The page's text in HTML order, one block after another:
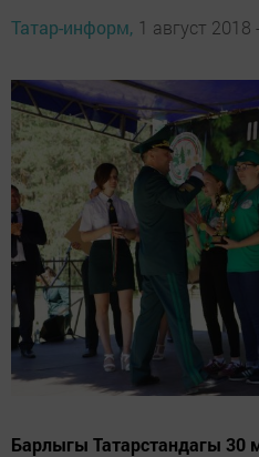
Татар-информ, 1 август 2018
Барлыгы Татарстандагы 30